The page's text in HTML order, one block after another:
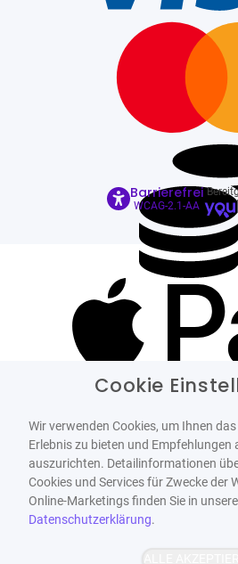
Barrierefrei
WCAG-2.1-AA
Cookie
Wir verwenden Cookies, um Ihnen
Erlebnis zu bieten und Empfehlungen
auszurichten. Detailinformationen
Cookies und Services für Zwecke der
Online-Marketings finden Sie in
Datenschutzerklärung.
ALLE